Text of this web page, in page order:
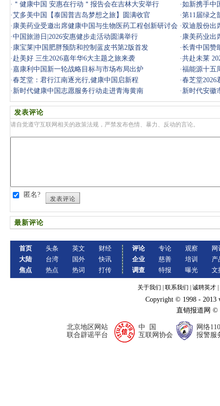
· ＂健康中国 安惠在行动＂报告会在吉林大安举行 ·如新携手中
北启动
·艾多美中国【泰国普吉岛梦想之旅】圆满收官 ·第11届绿之
· 康美药业受邀出席健康中国与生物医药工程创新研讨会 ·双迪股份出
·中国旅游日|2026安惠健步走活动圆满举行 · 康美药业出
· 康宝莱|中国肥胖预防和控制蓝皮书第2版首发 ·长青中国赞
· 赴美好 三生2026嘉年华6大主题之旅来袭 ·共赴未莱
·嘉康利中国新一轮战略目标与市场布局出炉 ·福能源十五
·春芝堂：君行江南逐光行,健康中国启新程 ·春芝堂2026
同行！
· 新时代健康中国志愿服务行动走进青海黄南 · 新时代安徽
发表评论
请自觉遵守互联网相关的政策法规，严禁发布色情、暴力、反动的言论。
匿名?
发表评论
最新评论
首页
大陆
焦点
头条
台湾
热点
英文
国外
热词
财经
快讯
打传
评论
企业
调查
专论
慈善
特报
观察
培训
曝光
网
产
文
关于我们 联系我们 诚聘英才
Copyright © 1998 - 2013
直销报道网
北京地区网站
联合辟谣平台
中 国
互联网协会
网络110
报警服